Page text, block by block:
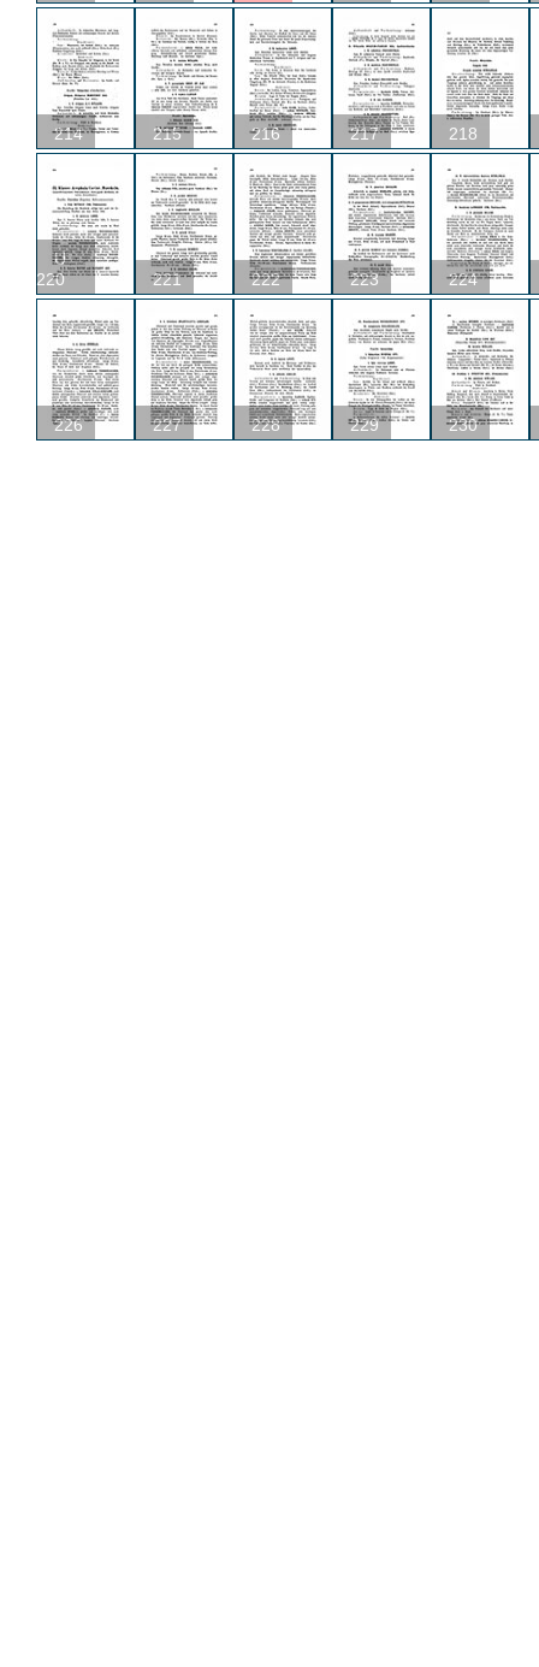
214 215 216 217 218
U
220
221 222 223 224
226 227 228 229 230